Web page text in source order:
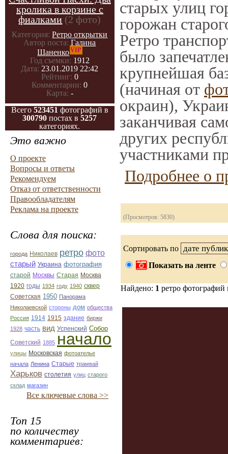
кролика в корзине с
фиалками (2 фото)
Категория: Ретро открытки
Автор поста: Галина
ШаненкоVIP
Год съемки: 1912
Дата: 23.01.2019 22:42
Рейтинг: 0
Комментарии: 0
Карта: -
Всего 523451 фотографий в
300790 постах в5257
категориях.
Это важно
О проекте
Вопросы и ответы
Рекомендуем
Отказ от ответственности
Правообладателям
Реклама на проекте
Слова для поиска:
города Николаев ретро фото
старый Украина фотография
старой Москвы Старая Москва
1920 годы 1934 году 1940 сквер
Советская 1950 Панорама
Николаевской стороны дом общества
Россия 1914 1915 здание биржи
1928 часть вид Успенский Собор
Советский 1885 начало
улицы Московская фотоателье
начала Ленина Старые трамвай
Харьков столетия улиц старого
склад магазин
Все ключевые слова >>
Топ 15
по количеству
комментариев:
старых улиц
горожан
Ретро
было
крупнейшая
(начиная от
окраин),
заканчивая
других
участниками
Подробнее о
(Просмотров: 5830)
Сортировать по
Показать на ленте
Найдено: 1 ретро